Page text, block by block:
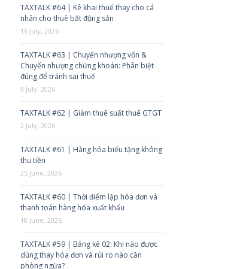
TAXTALK #64 | Kê khai thuế thay cho cá
nhân cho thuê bất động sản
16 July, 2026
TAXTALK #63 | Chuyển nhượng vốn &
Chuyển nhượng chứng khoán: Phân biệt
đúng để tránh sai thuế
9 July, 2026
TAXTALK #62 | Giảm thuế suất thuế GTGT
2 July, 2026
TAXTALK #61 | Hàng hóa biếu tặng không
thu tiền
25 June, 2026
TAXTALK #60 | Thời điểm lập hóa đơn và
thanh toán hàng hóa xuất khẩu
18 June, 2026
TAXTALK #59 | Bảng kê 02: Khi nào được
dùng thay hóa đơn và rủi ro nào cần
phòng ngừa?